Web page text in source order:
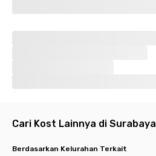
Cari Kost Lainnya di Surabaya
Berdasarkan Kelurahan Terkait